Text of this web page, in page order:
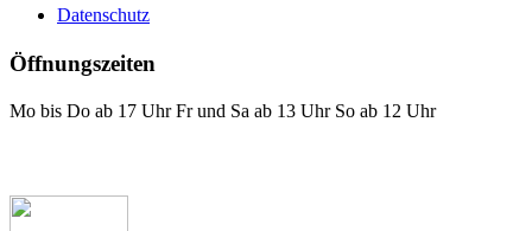
Datenschutz
Öffnungszeiten
Mo bis Do ab 17 Uhr Fr und Sa ab 13 Uhr So ab 12 Uhr